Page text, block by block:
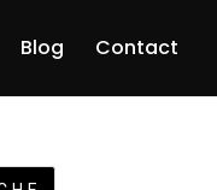
Blog Contact